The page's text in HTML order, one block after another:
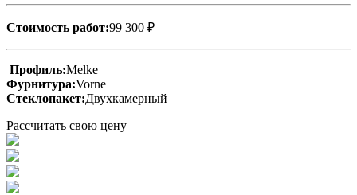
Стоимость работ:99 300 ₽
Профиль:Melke
Фурнитура:Vorne
Стеклопакет:Двухкамерный
Рассчитать свою цену